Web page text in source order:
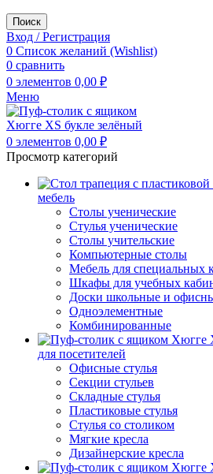
Поиск
Вход / Регистрация
0 Список желаний (Wishlist)
0 сравнить
0 элементов 0,00 ₽
Меню
0 элементов 0,00 ₽
Просмотр категорий
мебель
Столы ученические
Стулья ученические
Столы учительские
Компьютерные столы
Мебель для специальных
Шкафы для учебных
Доски школьные и
Одноэлементные
Комбинированные
для посетителей
Офисные стулья
Секции стульев
Складные стулья
Пластиковые стулья
Стулья со столиком
Мягкие кресла
Дизайнерские кресла